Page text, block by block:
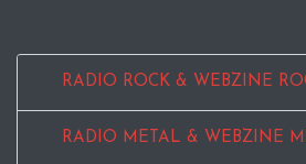
RADIO ROCK & WEBZINE
RADIO METAL & WEBZINE